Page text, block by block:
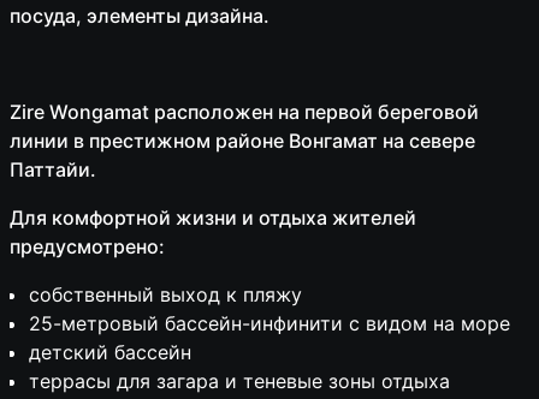
посуда, элементы дизайна.
Zire Wongamat расположен на первой береговой
линии в престижном районе Вонгамат на севере
Паттайи.
Для комфортной жизни и отдыха жителей
предусмотрено:
собственный выход к пляжу
25-метровый бассейн-инфинити с видом на море
детский бассейн
террасы для загара и теневые зоны отдыха